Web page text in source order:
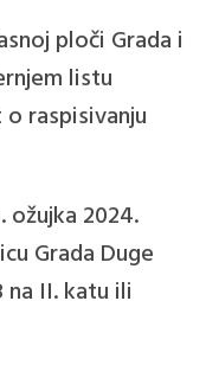
ploči Grada i
listu
raspisivanju
ožujka 2024.
Grada Duge
na II. katu ili